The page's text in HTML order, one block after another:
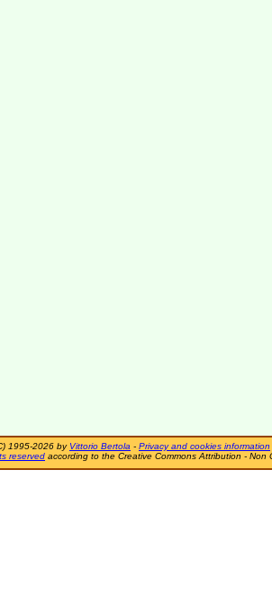
1995-2026 by Vittorio Bertola - Privacy and cookies information
reserved according to the Creative Commons Attribution - Non